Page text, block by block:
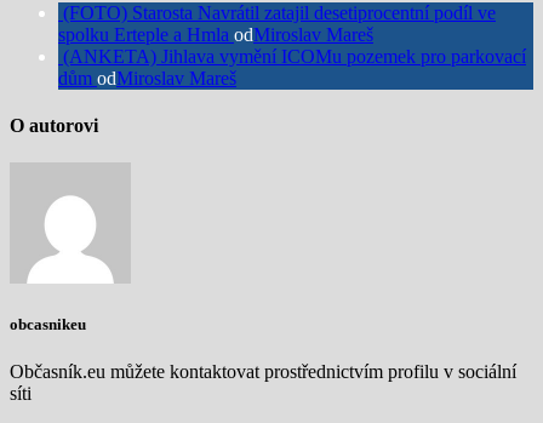
(FOTO) Starosta Navrátil zatajil desetiprocentní podíl ve
spolku Erteple a Hmla odMiroslav Mareš
(ANKETA) Jihlava vymění ICOMu pozemek pro parkovací
dům odMiroslav Mareš
O autorovi
obcasnikeu
Občasník.eu můžete kontaktovat prostřednictvím profilu v sociální
síti